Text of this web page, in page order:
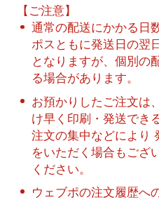
【ご注意】
通常の配送にかかる日
ポスともに発送日の翌
となりますが、個別の
る場合があります。
お預かりしたご注文は
け早く印刷・発送でき
注文の集中などにより
をいただく場合もござ
ください。
ウェブポの注文履歴へ